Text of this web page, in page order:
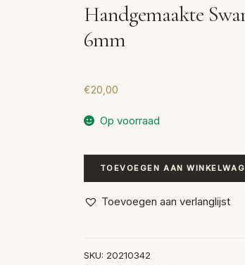
Handgemaakte
6mm
€20,00
Op voorraad
Handgemaakte
Swarovski
Oorstekers
aantal
TOEVOEGEN AAN
Toevoegen aan verlanglijst
SKU: 20210342